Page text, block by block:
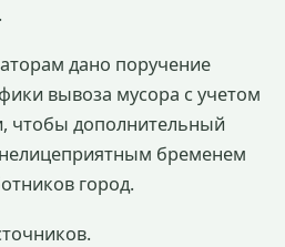
дано поручение
вывоза мусора с учетом
чтобы дополнительный
бременем
город.